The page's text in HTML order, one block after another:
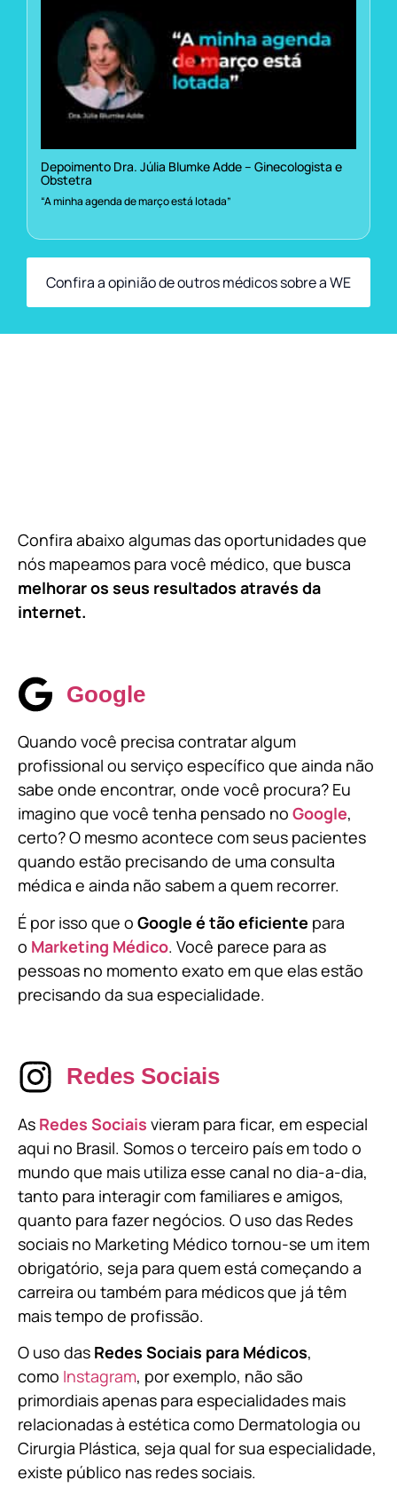
Depoimento Dra. Júlia Blumke Adde – Ginecologista e
Obstetra
“A minha agenda de março está lotada”
Confira a opinião de outros médicos sobre a WE
Confira abaixo algumas das oportunidades que
nós mapeamos para você médico, que busca
melhorar os seus resultados através da
internet.
Google
Quando você precisa contratar algum
profissional ou serviço específico que ainda não
sabe onde encontrar, onde você procura? Eu
imagino que você tenha pensado no Google,
certo? O mesmo acontece com seus pacientes
quando estão precisando de uma consulta
médica e ainda não sabem a quem recorrer.
É por isso que o Google é tão eficiente para
o Marketing Médico. Você parece para as
pessoas no momento exato em que elas estão
precisando da sua especialidade.
Redes Sociais
As Redes Sociais vieram para ficar, em especial
aqui no Brasil. Somos o terceiro país em todo o
mundo que mais utiliza esse canal no dia-a-dia,
tanto para interagir com familiares e amigos,
quanto para fazer negócios. O uso das Redes
sociais no Marketing Médico tornou-se um item
obrigatório, seja para quem está começando a
carreira ou também para médicos que já têm
mais tempo de profissão.
O uso das Redes Sociais para Médicos,
como Instagram, por exemplo, não são
primordiais apenas para especialidades mais
relacionadas à estética como Dermatologia ou
Cirurgia Plástica, seja qual for sua especialidade,
existe público nas redes sociais.